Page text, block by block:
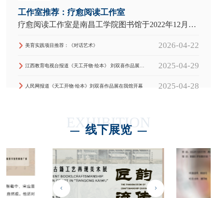
第二十届江西省高校摄影艺术作品展
工作室推荐：疗愈阅读工作室
疗愈阅读工作室是南昌工学院图书馆于2022年12月发起成立的校级实践平台，专注于“疗愈阅读”主题的研究与服务。该平台以阅读为媒介，融合心理疏导、艺术体验、传统文化与跨界创新手段，探索面向大学生群体的“以书愈心”服务模式。
美育实践项目推荐：《对话艺术》 2026-04-22
2025-04-29
人民网报道《天工开物·绘本》刘双喜作品展在我馆开幕 2025-04-28
EXHIBITION
线下展览